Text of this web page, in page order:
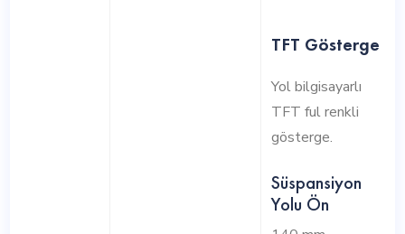
TFT Gösterge
Yol bilgisayarlı
TFT ful renkli
gösterge.
Süspansiyon
Yolu Ön